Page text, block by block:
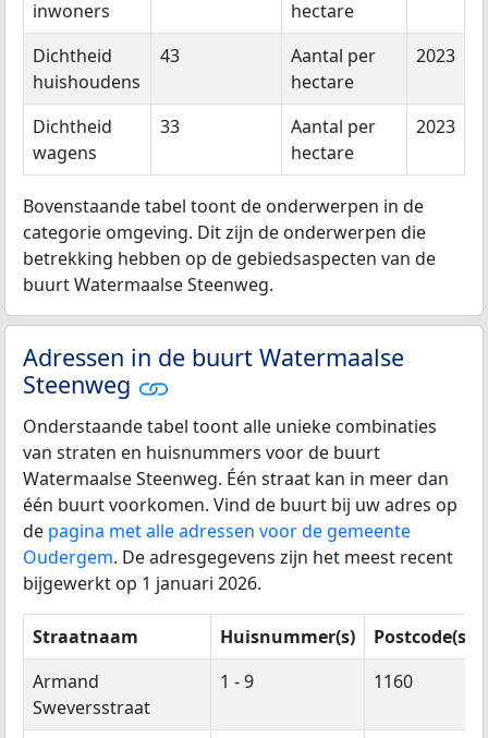
inwoners
hectare
Dichtheid
huishoudens
43
Aantal per
hectare
2023
Dichtheid
wagens
33
Aantal per
hectare
2023
Bovenstaande tabel toont de onderwerpen in de
categorie omgeving. Dit zijn de onderwerpen die
betrekking hebben op de gebiedsaspecten van de
buurt Watermaalse Steenweg.
Adressen in de buurt Watermaalse
Steenweg
Onderstaande tabel toont alle unieke combinaties
van straten en huisnummers voor de buurt
Watermaalse Steenweg. Één straat kan in meer dan
één buurt voorkomen. Vind de buurt bij uw adres op
de pagina met alle adressen voor de gemeente
Oudergem. De adresgegevens zijn het meest recent
bijgewerkt op 1 januari 2026.
Straatnaam Huisnummer(s)
Postcode(s)
Armand
Sweversstraat
1 - 9 1160